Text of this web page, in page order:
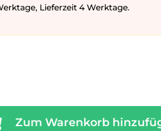
Lieferzeit 4 Werktage.
Zum Warenkorb